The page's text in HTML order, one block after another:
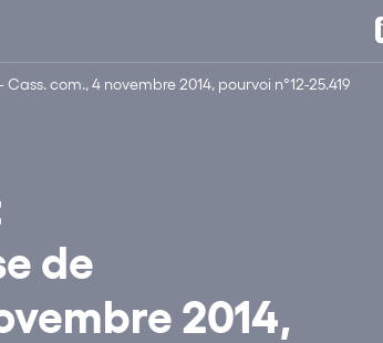
com., 4 novembre 2014, pourvoi n°12-25.419
de
2014,